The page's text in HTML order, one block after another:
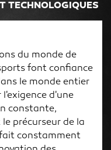
TECHNOLOGIQUES
du monde de
font confiance
le monde entier
l'exigence d'une
constante,
le précurseur de la
constamment